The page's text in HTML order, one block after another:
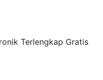
Terlengkap Gratis